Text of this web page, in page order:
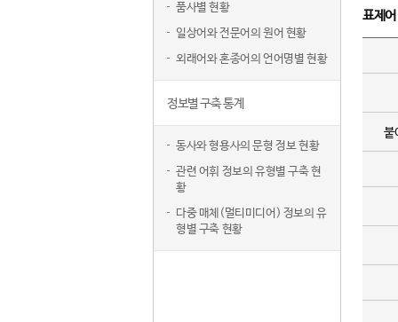
품사별 현황
일상어와 전문어의 원어 현황
외래어와 혼종어의 언어명별 현황
정보별 구축 통계
동사와 형용사의 문형 정보 현황
관련 어휘 정보의 유형별 구축 현
황
다중 매체(멀티미디어) 정보의 유
형별 구축 현황
표제
붙